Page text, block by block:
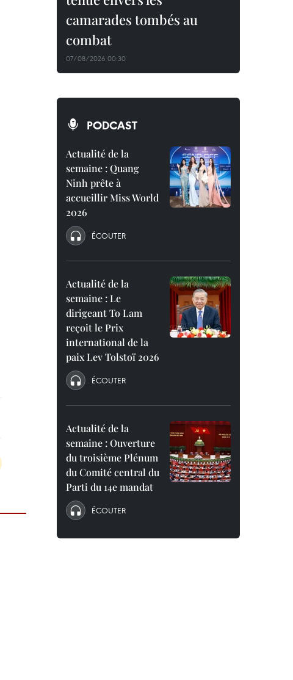
camarades tombés au
combat
07/08/2026 00:30
PODCAST
Actualité de la
semaine : Quang
Ninh prête à
accueillir Miss World
2026
ÉCOUTER
Actualité de la
semaine : Le
dirigeant To Lam
reçoit le Prix
international de la
paix Lev Tolstoï 2026
ÉCOUTER
Actualité de la
semaine : Ouverture
du troisième Plénum
du Comité central du
Parti du 14e mandat
ÉCOUTER